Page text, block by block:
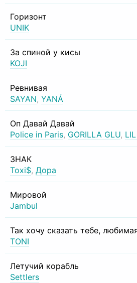
Горизонт
UNIK
За спиной у кисы
KOJI
Ревнивая
SAYAN, YANÁ
Оп Давай Давай
Police in Paris, GORILLA GLU,
ЗНАК
Toxi$, Дора
Мировой
Jambul
Так хочу сказать тебе,
TONI
Летучий корабль
Settlers